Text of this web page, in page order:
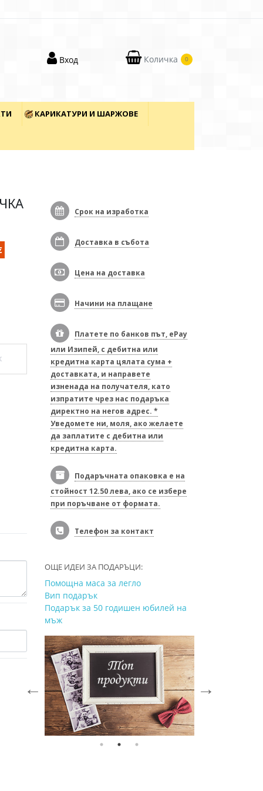
Вход Количка 0
КАРИКАТУРИ И ШАРЖОВЕ
Срок на изработка
Доставка в събота
Цена на доставка
Начини на плащане
Платете по банков път, ePay
или Изипей, с дебитна или
кредитна карта цялата сума +
доставката, и направете
изненада на получателя, като
изпратите чрез нас подаръка
директно на негов адрес. *
Уведомете ни, моля, ако желаете
да заплатите с дебитна или
кредитна карта.
Подаръчната опаковка е на
стойност 12.50 лева, ако се избере
при поръчване от формата.
Телефон за контакт
ОЩЕ ИДЕИ ЗА ПОДАРЪЦИ:
Помощна маса за легло
Вип подарък
Подарък за 50 годишен юбилей на
мъж